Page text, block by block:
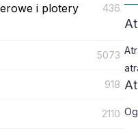
i plotery
436
5073
918
2110